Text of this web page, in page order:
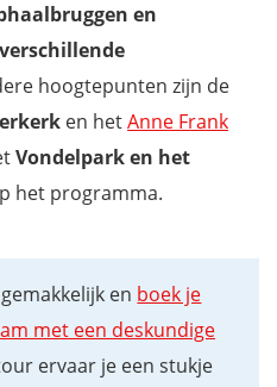
en
verschillende
hoogtepunten zijn de
en hetAnne Frank
Vondelpark en het
het programma.
en boek je
met een deskundige
ervaar je een stukje